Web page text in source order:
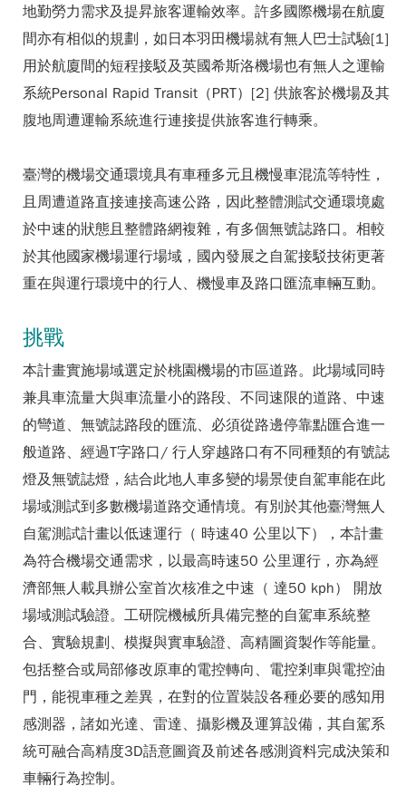
地勤勞力需求及提昇旅客運輸效率。許多國際機場在航廈
間亦有相似的規劃，如日本羽田機場就有無人巴士試驗[1]
用於航廈間的短程接駁及英國希斯洛機場也有無人之運輸
系統Personal Rapid Transit（PRT）[2] 供旅客於機場及其
腹地周遭運輸系統進行連接提供旅客進行轉乘。
臺灣的機場交通環境具有車種多元且機慢車混流等特性，
且周遭道路直接連接高速公路，因此整體測試交通環境處
於中速的狀態且整體路網複雜，有多個無號誌路口。相較
於其他國家機場運行場域，國內發展之自駕接駁技術更著
重在與運行環境中的行人、機慢車及路口匯流車輛互動。
挑戰
本計畫實施場域選定於桃園機場的市區道路。此場域同時
兼具車流量大與車流量小的路段、不同速限的道路、中速
的彎道、無號誌路段的匯流、必須從路邊停靠點匯合進一
般道路、經過T字路口/ 行人穿越路口有不同種類的有號誌
燈及無號誌燈，結合此地人車多變的場景使自駕車能在此
場域測試到多數機場道路交通情境。有別於其他臺灣無人
自駕測試計畫以低速運行（ 時速40 公里以下），本計畫
為符合機場交通需求，以最高時速50 公里運行，亦為經
濟部無人載具辦公室首次核准之中速（ 達50 kph） 開放
場域測試驗證。工研院機械所具備完整的自駕車系統整
合、實驗規劃、模擬與實車驗證、高精圖資製作等能量。
包括整合或局部修改原車的電控轉向、電控剎車與電控油
門，能視車種之差異，在對的位置裝設各種必要的感知用
感測器，諸如光達、雷達、攝影機及運算設備，其自駕系
統可融合高精度3D語意圖資及前述各感測資料完成決策和
車輛行為控制。